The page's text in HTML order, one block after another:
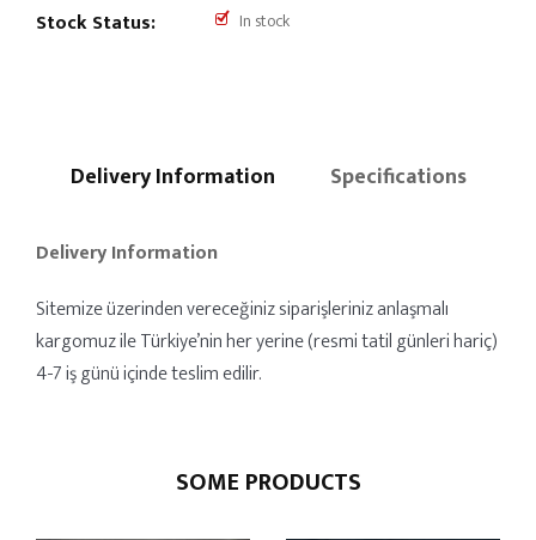
Stock Status: In stock
Delivery Information Specifications
Delivery Information
Sitemize üzerinden vereceğiniz siparişleriniz anlaşmalı
kargomuz ile Türkiye’nin her yerine (resmi tatil günleri hariç)
4-7 iş günü içinde teslim edilir.
SOME PRODUCTS